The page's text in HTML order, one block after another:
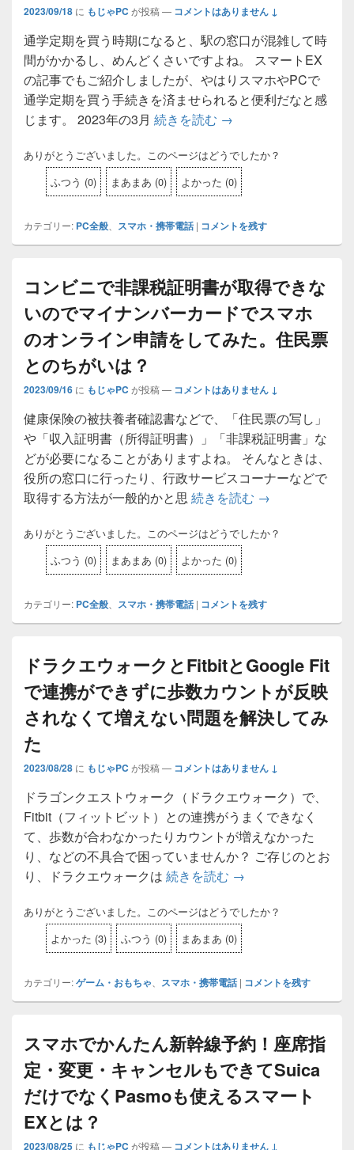
2023/09/18 に もじゃPC が投稿 — コメントはありません ↓
通学定期を買う時期になると、駅の窓口が混雑して時
間がかかるし、めんどくさいですよね。 スマートEX
の記事でもご紹介しましたが、やはりスマホやPCで
通学定期を買う手続きを済ませられると便利だなと感
じます。 2023年の3月 続きを読む モバイルpasmoの通
→
ありがとうございました。このページはどうでしたか？
ふつう (0) まあまあ (0) よかった (0)
カテゴリー: PC全般 スマホ・携帯電話 | コメントを残す
コンビニで非課税証明書が取得できな
いのでマイナンバーカードでスマホ
のオンライン申請をしてみた。住民票
とのちがいは？
2023/09/16 に もじゃPC が投稿 — コメントはありません ↓
健康保険の被扶養者確認書などで、「住民票の写し」
や「収入証明書（所得証明書）」「非課税証明書」な
どが必要になることがありますよね。 そんなときは、
役所の窓口に行ったり、行政サービスコーナーなどで
取得する方法が一般的かと思 続きを読む コンビニで非課
→
ありがとうございました。このページはどうでしたか？
ふつう (0) まあまあ (0) よかった (0)
カテゴリー: PC全般 スマホ・携帯電話 | コメントを残す
ドラクエウォークとFitbitとGoogle Fit
で連携ができずに歩数カウントが反映
されなくて増えない問題を解決してみ
た
2023/08/28 に もじゃPC が投稿 — コメントはありません ↓
ドラゴンクエストウォーク（ドラクエウォーク）で、
Fitbit（フィットビット）との連携がうまくできなく
て、歩数が合わなかったりカウントが増えなかった
り、などの不具合で困っていませんか？ ご存じのとお
り、ドラクエウォークは 続きを読む ドラクエウォークと
→
ありがとうございました。このページはどうでしたか？
よかった (3) ふつう (0) まあまあ (0)
カテゴリー:ゲーム・おもちゃ スマホ・携帯電話 | コメントを残す
スマホでかんたん新幹線予約！座席指
定・変更・キャンセルもできてSuica
だけでなくPasmoも使えるスマート
EXとは？
2023/08/25 に もじゃPC が投稿 — コメントはありません ↓